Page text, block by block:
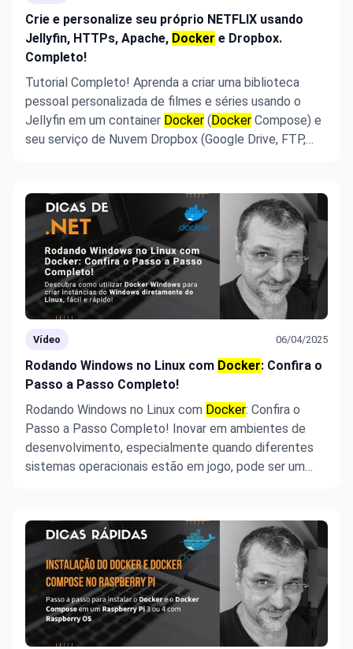
Crie e personalize seu próprio NETFLIX usando
Jellyfin, HTTPs, Apache, Docker e Dropbox.
Completo!
Tutorial Completo! Aprenda a criar uma biblioteca
pessoal personalizada de filmes e séries usando o
Jellyfin em um container Docker (Docker Compose) e
seu serviço de Nuvem Dropbox (Google Drive, FTP,
personalizá-la com sua logo e ...
Vídeo 06/04/2025
Rodando Windows no Linux com Docker: Confira o
Passo a Passo Completo!
Rodando Windows no Linux com Docker: Confira o
Passo a Passo Completo! Inovar em ambientes de
desenvolvimento, especialmente quando diferentes
sistemas operacionais estão em jogo, pode ser um
do Windows em um contêiner Docke ...